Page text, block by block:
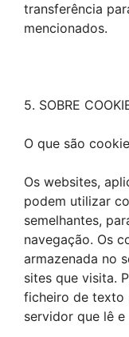
transferência
mencionados.
5. SOBRE
O que são
Os websites,
podem utilizar
semelhantes,
navegação. Os
armazenada no
sites que visita.
ficheiro de texto
servidor que lê